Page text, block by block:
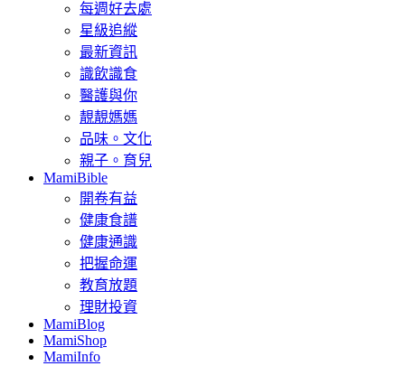
每週好去處
星級追縱
最新資訊
識飲識食
醫護與你
靚靚媽媽
品味。文化
親子。育兒
MamiBible
開卷有益
健康食譜
健康通識
把握命運
教育放題
理財投資
MamiBlog
MamiShop
MamiInfo